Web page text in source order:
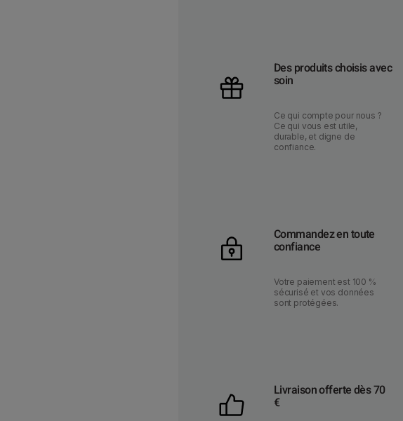
Des produits choisis avec
soin
Ce qui compte pour nous ?
Ce qui vous est utile,
durable, et digne de
confiance.
Commandez en toute
confiance
Votre paiement est 100 %
sécurisé et vos données
sont protégées.
Livraison offerte dès 70
€